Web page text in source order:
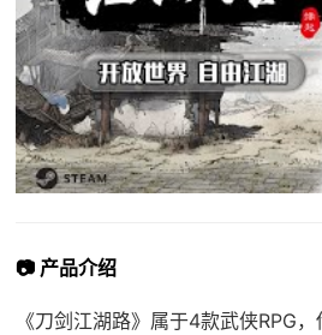
📷 产品介绍
《刀剑江湖路》属于4款武侠RPG